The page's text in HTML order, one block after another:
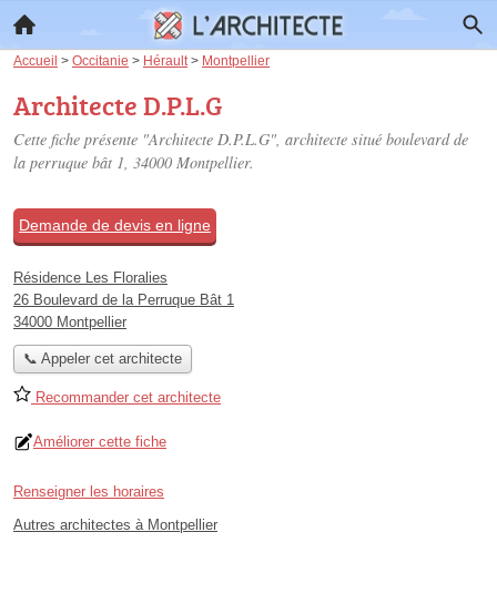
Accueil > Occitanie > Hérault > Montpellier
Architecte D.P.L.G
Cette fiche présente "Architecte D.P.L.G", architecte situé boulevard de
la perruque bât 1, 34000 Montpellier.
Demande de devis en ligne
Résidence Les Floralies
26 Boulevard de la Perruque Bât 1
34000 Montpellier
📞 Appeler cet architecte
Recommander cet architecte
Améliorer cette fiche
Renseigner les horaires
Autres architectes à Montpellier